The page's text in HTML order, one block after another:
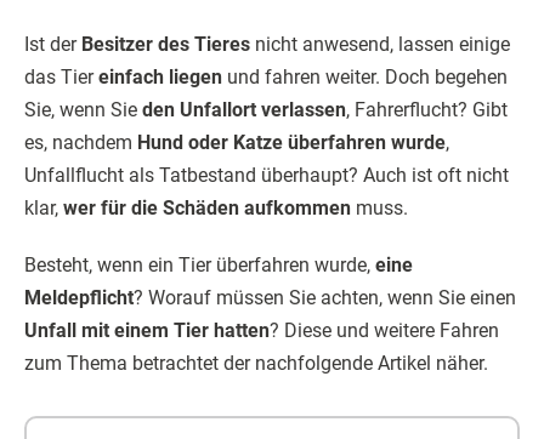
Ist der Besitzer des Tieres nicht anwesend, lassen einige
das Tiereinfach liegen und fahren weiter. Doch begehen
Sie, wenn Sie den Unfallort verlassen, Fahrerflucht? Gibt
es, nachdem Hund oder Katze überfahren wurde,
Unfallflucht als Tatbestand überhaupt? Auch ist oft nicht
klar, wer für die Schäden aufkommen muss.
Besteht, wenn ein Tier überfahren wurde, eine
Meldepflicht? Worauf müssen Sie achten, wenn Sie einen
Unfall mit einem Tier hatten? Diese und weitere Fahren
zum Thema betrachtet der nachfolgende Artikel näher.